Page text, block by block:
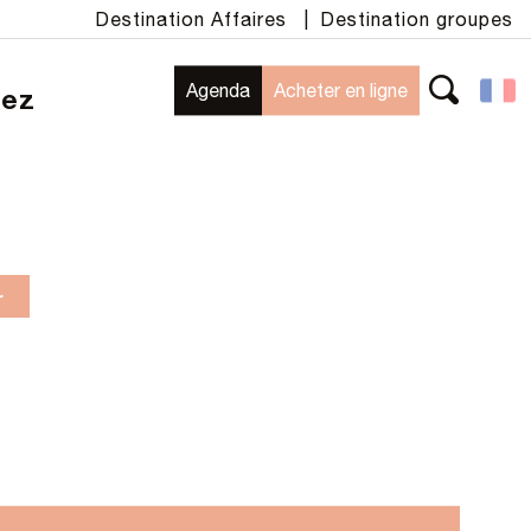
Agenda Acheter en ligne
Recherche
Destination Affaires Destination groupes